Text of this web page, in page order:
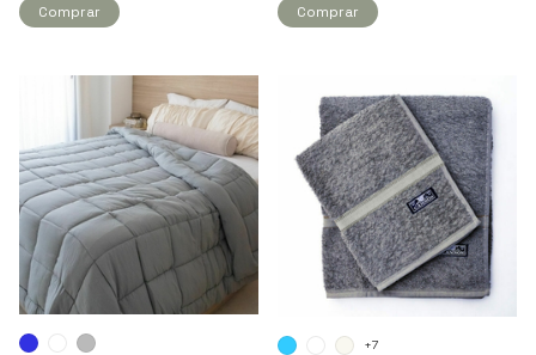
Comprar Comprar
+7